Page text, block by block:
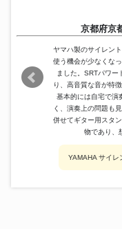
Paoletti Guitars
YAMAHA SG-
京都府京
ヤマハ製のサイレン
使う機会が少なくな
ました。SRTパワー
り、高音質な音が特
基本的には自宅で演
く、演奏上の問題も
併せてギター用スタ
物であり、
YAMAHA サイレ